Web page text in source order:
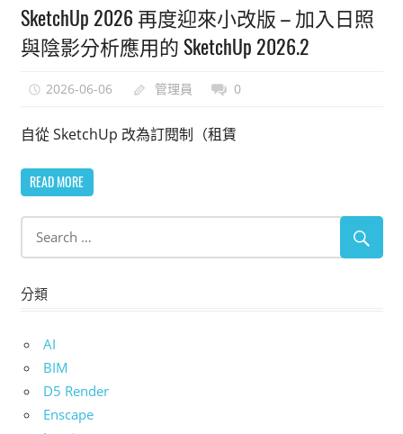
手
的
3D
軟
SketchUp 2026 再度迎來小改版 – 加入日照
與陰影分析應用的 SketchUp 2026.2
2026-06-06 管理員 0
自從 SketchUp 改為訂閱制（租賃
READ MORE
分類
AI
BIM
D5 Render
Enscape